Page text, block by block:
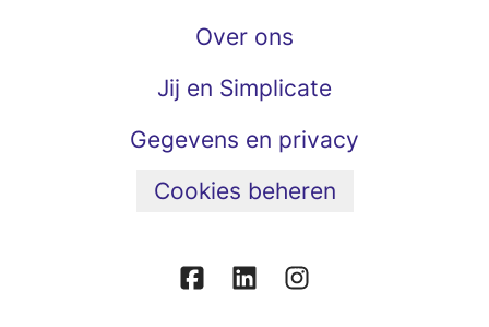
Over ons
Jij en Simplicate
Gegevens en privacy
Cookies beheren